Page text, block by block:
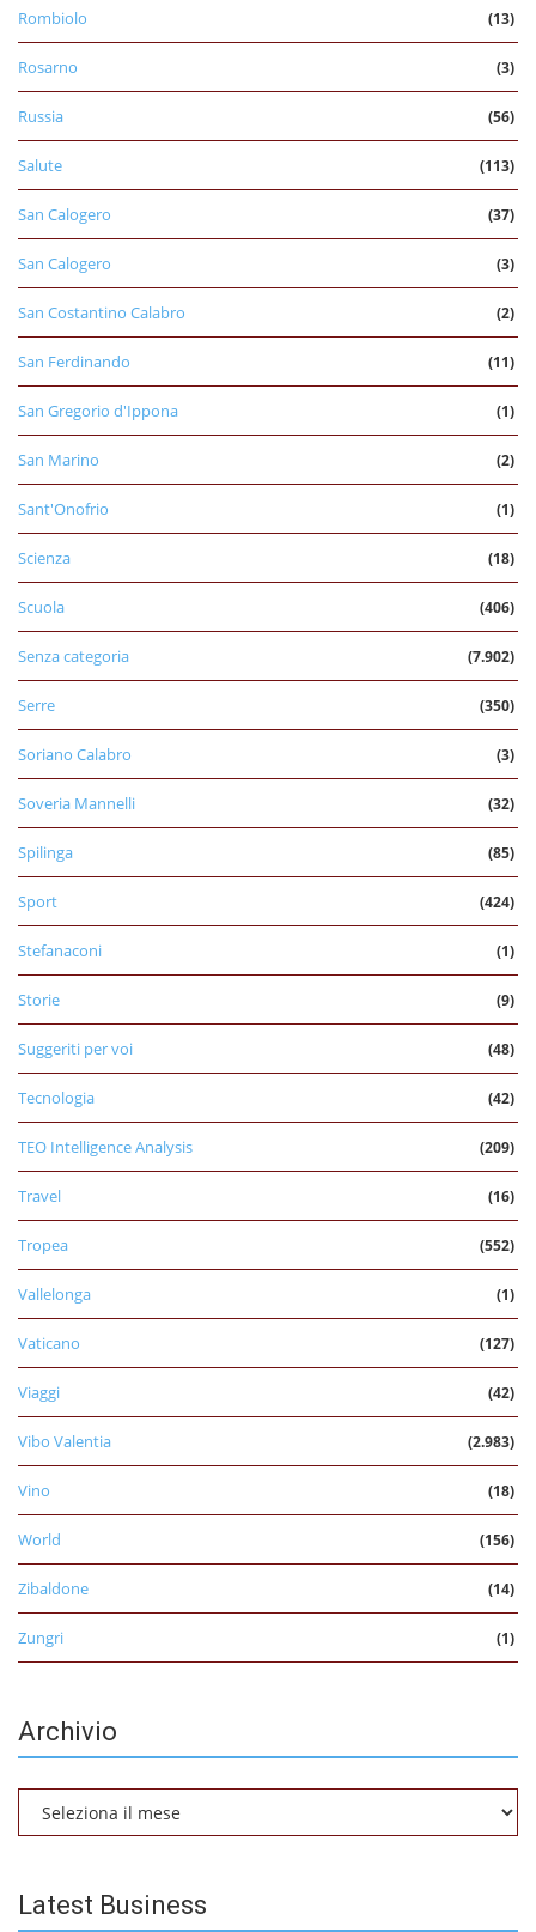
Rombiolo (13)
Rosarno (3)
Russia (56)
Salute (113)
San Calogero (37)
San Calogero (3)
San Costantino Calabro (2)
San Ferdinando (11)
San Gregorio d'Ippona (1)
San Marino (2)
Sant'Onofrio (1)
Scienza (18)
Scuola (406)
Senza categoria (7.902)
Serre (350)
Soriano Calabro (3)
Soveria Mannelli (32)
Spilinga (85)
Sport (424)
Stefanaconi (1)
Storie (9)
Suggeriti per voi (48)
Tecnologia (42)
TEO Intelligence Analysis (209)
Travel (16)
Tropea (552)
Vallelonga (1)
Vaticano (127)
Viaggi (42)
Vibo Valentia (2.983)
Vino (18)
World (156)
Zibaldone (14)
Zungri (1)
Archivio
Latest Business